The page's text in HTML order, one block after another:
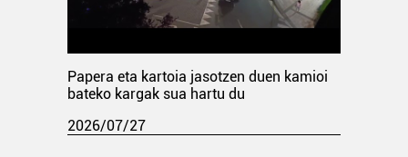
Papera eta kartoia jasotzen duen kamioi
bateko kargak sua hartu du
2026/07/27